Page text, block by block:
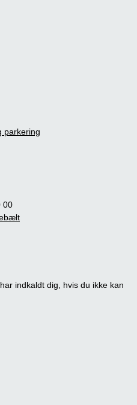
parkering
00
indkaldt dig, hvis du ikke kan